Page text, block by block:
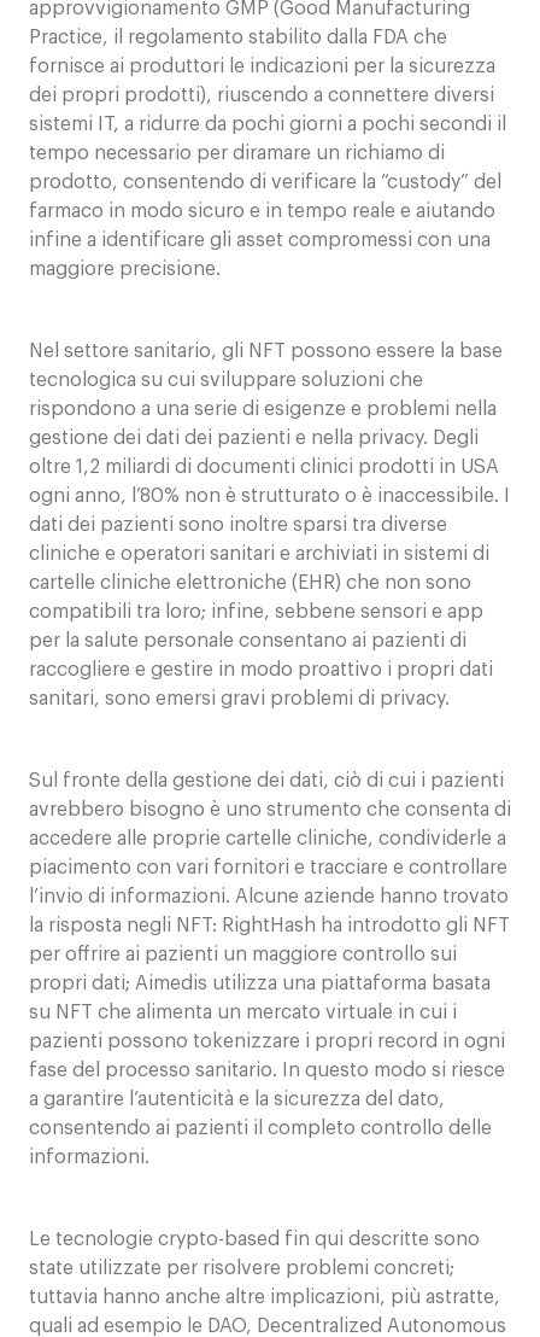
approvvigionamento GMP (Good Manufacturing
Practice, il regolamento stabilito dalla FDA che
fornisce ai produttori le indicazioni per la sicurezza
dei propri prodotti), riuscendo a connettere diversi
sistemi IT, a ridurre da pochi giorni a pochi secondi il
tempo necessario per diramare un richiamo di
prodotto, consentendo di verificare la “custody” del
farmaco in modo sicuro e in tempo reale e aiutando
infine a identificare gli asset compromessi con una
maggiore precisione.
Nel settore sanitario, gli NFT possono essere la base
tecnologica su cui sviluppare soluzioni che
rispondono a una serie di esigenze e problemi nella
gestione dei dati dei pazienti e nella privacy. Degli
oltre 1,2 miliardi di documenti clinici prodotti in USA
ogni anno, l’80% non è strutturato o è inaccessibile. I
dati dei pazienti sono inoltre sparsi tra diverse
cliniche e operatori sanitari e archiviati in sistemi di
cartelle cliniche elettroniche (EHR) che non sono
compatibili tra loro; infine, sebbene sensori e app
per la salute personale consentano ai pazienti di
raccogliere e gestire in modo proattivo i propri dati
sanitari, sono emersi gravi problemi di privacy.
Sul fronte della gestione dei dati, ciò di cui i pazienti
avrebbero bisogno è uno strumento che consenta di
accedere alle proprie cartelle cliniche, condividerle a
piacimento con vari fornitori e tracciare e controllare
l’invio di informazioni. Alcune aziende hanno trovato
la risposta negli NFT: RightHash ha introdotto gli NFT
per offrire ai pazienti un maggiore controllo sui
propri dati; Aimedis utilizza una piattaforma basata
su NFT che alimenta un mercato virtuale in cui i
pazienti possono tokenizzare i propri record in ogni
fase del processo sanitario. In questo modo si riesce
a garantire l’autenticità e la sicurezza del dato,
consentendo ai pazienti il completo controllo delle
informazioni.
Le tecnologie crypto-based fin qui descritte sono
state utilizzate per risolvere problemi concreti;
tuttavia hanno anche altre implicazioni, più astratte,
quali ad esempio le DAO, Decentralized Autonomous